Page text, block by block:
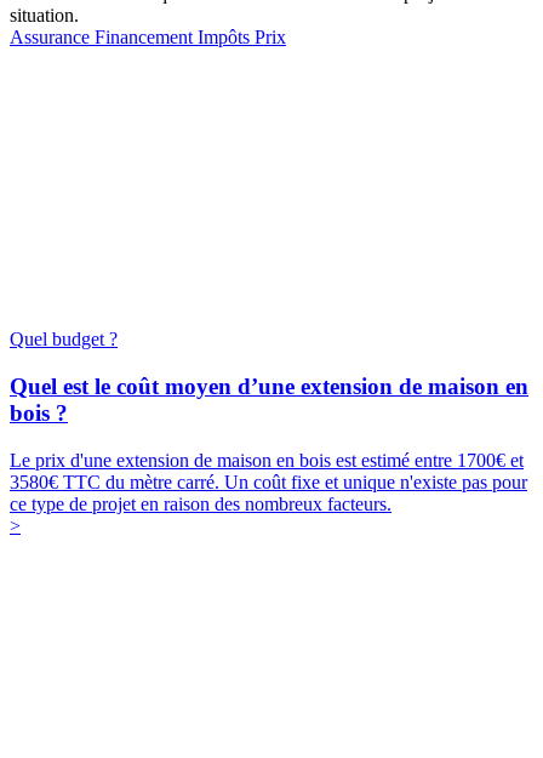
situation.
Assurance Financement Impôts Prix
Quel budget ?
Quel est le coût moyen d’une extension de maison en
bois ?
Le prix d'une extension de maison en bois est estimé entre 1700€ et
3580€ TTC du mètre carré. Un coût fixe et unique n'existe pas pour
ce type de projet en raison des nombreux facteurs.
>